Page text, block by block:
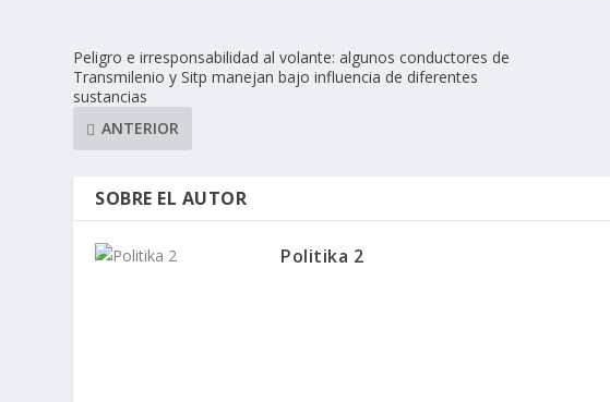
Peligro e irresponsabilidad al volante: algunos conductores de
Transmilenio y Sitp manejan bajo influencia de diferentes
sustancias
ANTERIOR
SOBRE EL AUTOR
Politika 2